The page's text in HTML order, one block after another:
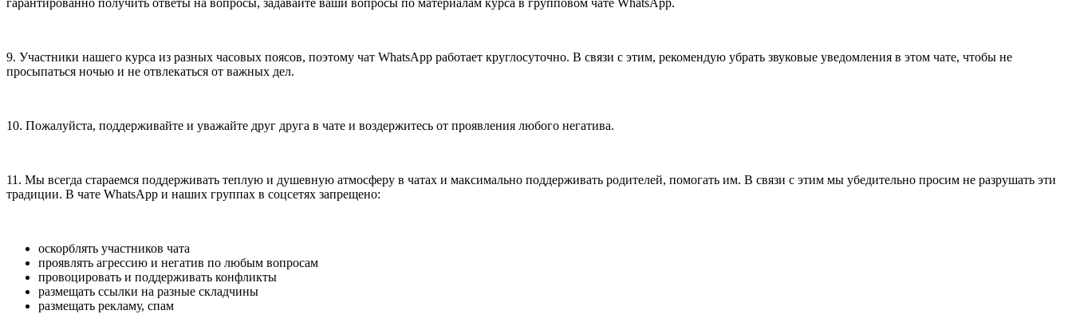
9. Участники нашего курса из разных часовых поясов, поэтому чат WhatsApp работает круглосуточно. В связи с этим, рекомендую убрать звуковые уведомления в этом чате, чтобы не
просыпаться ночью и не отвлекаться от важных дел.
10. Пожалуйста, поддерживайте и уважайте друг друга в чате и воздержитесь от проявления любого негатива.
11. Мы всегда стараемся поддерживать теплую и душевную атмосферу в чатах и максимально поддерживать родителей, помогать им. В связи с этим мы убедительно просим не разрушать эти
традиции. В чате WhatsApp и наших группах в соцсетях запрещено:
оскорблять участников чата
проявлять агрессию и негатив по любым вопросам
провоцировать и поддерживать конфликты
размещать ссылки на разные складчины
размещать рекламу, спам